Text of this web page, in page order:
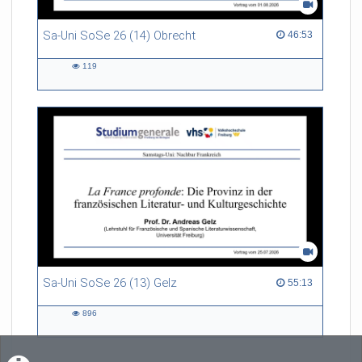
Sa-Uni SoSe 26 (14) Obrecht 46:53
46:53 duration
119
Sa-Uni SoSe 26 (13) Gelz 55:13
55:13 duration
896